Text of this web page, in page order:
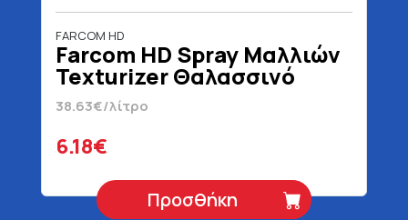
FARCOM HD
Farcom HD Spray Μαλλιών
Texturizer Θαλασσινό
Αλάτι 160 ml
38.63€/λίτρο
6.18€
Προσθήκη